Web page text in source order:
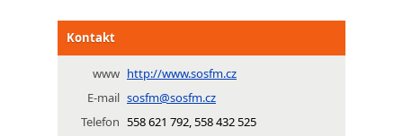
Kontakt
www http://www.sosfm.cz
E-mail sosfm@sosfm.cz
Telefon 558 621 792, 558 432 525